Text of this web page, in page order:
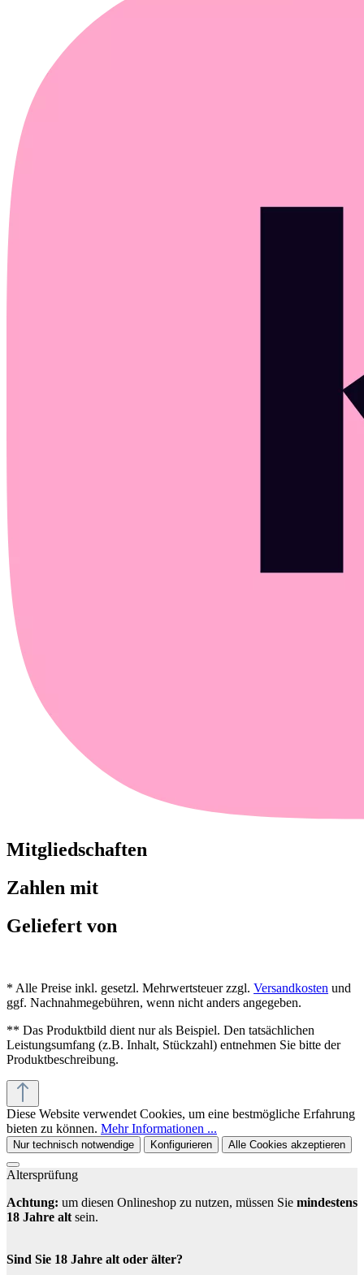
Mitgliedschaften
Zahlen mit
Geliefert von
* Alle Preise inkl. gesetzl. Mehrwertsteuer zzgl. Versandkosten und
ggf. Nachnahmegebühren, wenn nicht anders angegeben.
** Das Produktbild dient nur als Beispiel. Den tatsächlichen
Leistungsumfang (z.B. Inhalt, Stückzahl) entnehmen Sie bitte der
Produktbeschreibung.
Diese Website verwendet Cookies, um eine bestmögliche Erfahrung
bieten zu können. Mehr Informationen ...
Nur technisch notwendige Konfigurieren Alle Cookies akzeptieren
Altersprüfung
Achtung: um diesen Onlineshop zu nutzen, müssen Sie mindestens
18 Jahre alt sein.
Sind Sie 18 Jahre alt oder älter?